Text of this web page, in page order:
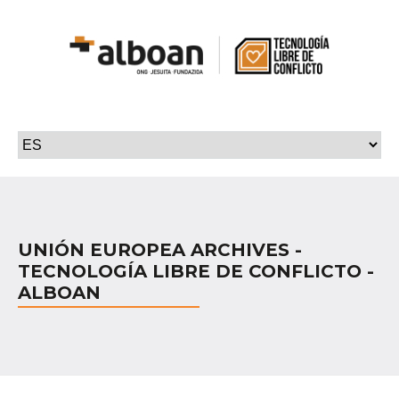
UNIÓN EUROPEA ARCHIVES -
TECNOLOGÍA LIBRE DE CONFLICTO -
ALBOAN